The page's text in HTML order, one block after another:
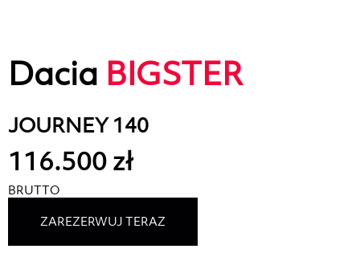
Dacia BIGSTER
JOURNEY 140
116.500 zł
BRUTTO
ZAREZERWUJ TERAZ